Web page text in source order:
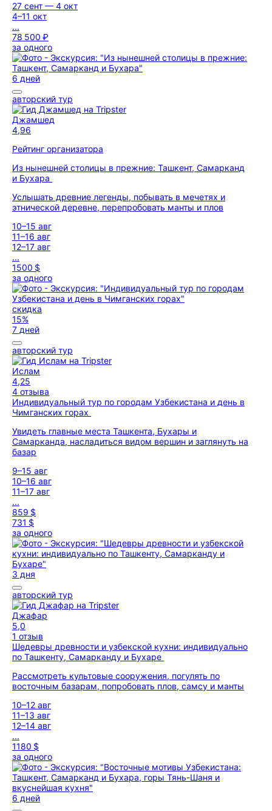
27 сент — 4 окт
4–11 окт
...
78 500 ₽
за одного
6 дней
авторский тур
Джамшед
4,96
Рейтинг организатора
Из нынешней столицы в прежние: Ташкент, Самарканд
и Бухара
Услышать древние легенды, побывать в мечетях и
этнической деревне, перепробовать манты и плов
10–15 авг
11–16 авг
12–17 авг
...
1500 $
за одного
скидка
15%
7 дней
авторский тур
Ислам
4,25
4 отзыва
Индивидуальный тур по городам Узбекистана и день в
Чимганских горах
Увидеть главные места Ташкента, Бухары и
Самарканда, насладиться видом вершин и заглянуть на
базар
9–15 авг
10–16 авг
11–17 авг
...
859 $
731 $
за одного
3 дня
авторский тур
Джафар
5,0
1 отзыв
Шедевры древности и узбекской кухни: индивидуально
по Ташкенту, Самарканду и Бухаре
Рассмотреть культовые сооружения, погулять по
восточным базарам, попробовать плов, самсу и манты
10–12 авг
11–13 авг
12–14 авг
...
1180 $
за одного
6 дней